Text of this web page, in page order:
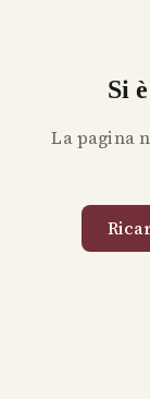
Si
La pagina